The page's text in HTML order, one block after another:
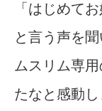
「はじめて
と言う声を
ムスリム専
たなと感動し